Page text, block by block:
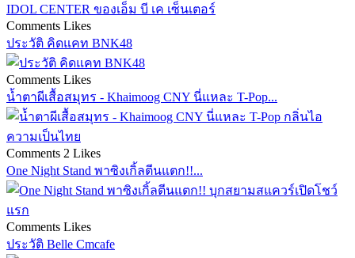
Comments Likes
ประวัติ คิดแคท BNK48
Comments Likes
น้ำตาผีเสื้อสมุทร - Khaimoog CNY นี่แหละ T-Pop...
Comments 2 Likes
One Night Stand พาซิงเกิ้ลตีนแตก!!...
Comments Likes
ประวัติ Belle Cmcafe